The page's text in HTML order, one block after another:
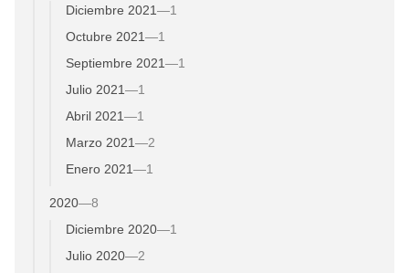
Diciembre 2021—1
Octubre 2021—1
Septiembre 2021—1
Julio 2021—1
Abril 2021—1
Marzo 2021—2
Enero 2021—1
2020—8
Diciembre 2020—1
Julio 2020—2